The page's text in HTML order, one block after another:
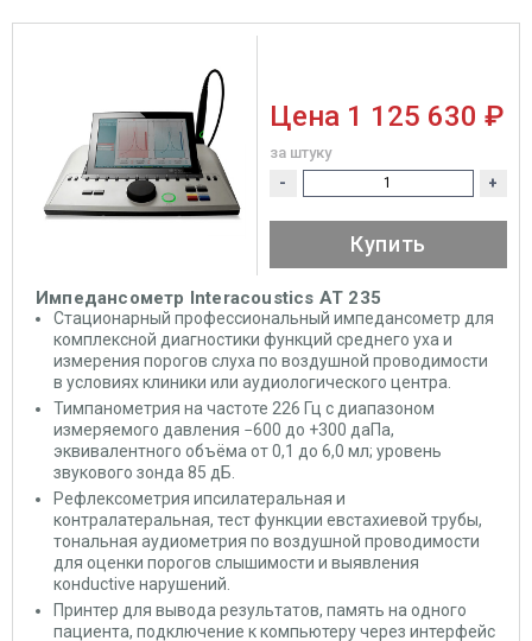
Импедансометр Interacoustics AT 235
Стационарный профессиональный импедансометр для
комплексной диагностики функций среднего уха и
измерения порогов слуха по воздушной проводимости
в условиях клиники или аудиологического центра.
Тимпанометрия на частоте 226 Гц с диапазоном
измеряемого давления −600 до +300 даПа,
эквивалентного объёма от 0,1 до 6,0 мл; уровень
звукового зонда 85 дБ.
Рефлексометрия ипсилатеральная и
контралатеральная, тест функции евстахиевой трубы,
тональная аудиометрия по воздушной проводимости
для оценки порогов слышимости и выявления
конductive нарушений.
Принтер для вывода результатов, память на одного
пациента, подключение к компьютеру через интерфейс
Цена 1 125 630 ₽
за штуку
- +
Купить